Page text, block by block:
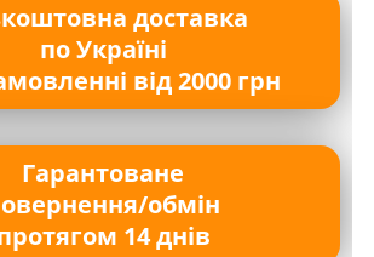
доставка
по Україні
від 2000 грн
Гарантоване
обмін
14 днів